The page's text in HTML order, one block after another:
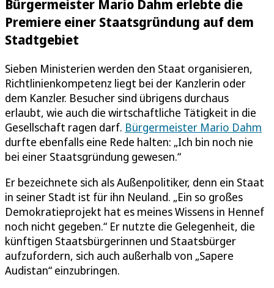
Bürgermeister Mario Dahm erlebte die
Premiere einer Staatsgründung auf dem
Stadtgebiet
Sieben Ministerien werden den Staat organisieren,
Richtlinienkompetenz liegt bei der Kanzlerin oder
dem Kanzler. Besucher sind übrigens durchaus
erlaubt, wie auch die wirtschaftliche Tätigkeit in die
Gesellschaft ragen darf. Bürgermeister Mario Dahm
durfte ebenfalls eine Rede halten: „Ich bin noch nie
bei einer Staatsgründung gewesen.“
Er bezeichnete sich als Außenpolitiker, denn ein Staat
in seiner Stadt ist für ihn Neuland. „Ein so großes
Demokratieprojekt hat es meines Wissens in Hennef
noch nicht gegeben.“ Er nutzte die Gelegenheit, die
künftigen Staatsbürgerinnen und Staatsbürger
aufzufordern, sich auch außerhalb von „Sapere
Audistan“ einzubringen.